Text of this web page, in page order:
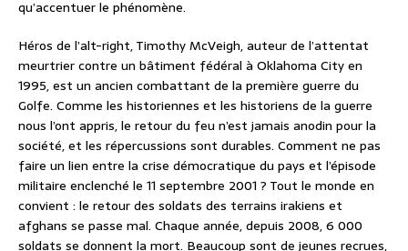
qu’accentuer le phénomène.
Héros de l’alt-right, Timothy McVeigh, auteur de l’attentat
meurtrier contre un bâtiment fédéral à Oklahoma City en
1995, est un ancien combattant de la première guerre du
Golfe. Comme les historiennes et les historiens de la guerre
nous l’ont appris, le retour du feu n’est jamais anodin pour la
société, et les répercussions sont durables. Comment ne pas
faire un lien entre la crise démocratique du pays et l’épisode
militaire enclenché le 11 septembre 2001 ? Tout le monde en
convient : le retour des soldats des terrains irakiens et
afghans se passe mal. Chaque année, depuis 2008, 6 000
soldats se donnent la mort. Beaucoup sont de jeunes recrues,